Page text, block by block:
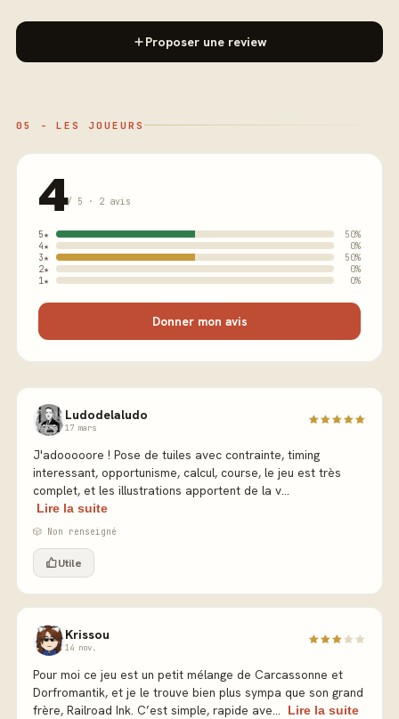
Proposer une review
05 - LES JOUEURS
4/ 5 · 2 avis
5★
50%
4★
0%
3★
50%
2★
0%
1★
0%
Donner mon avis
Ludodelaludo
17 mars
J'adooooore ! Pose de tuiles avec contrainte, timing
interessant, opportunisme, calcul, course, le jeu est très
complet, et les illustrations apportent de la v...
Lire la suite
🎲 Non renseigné
Utile
Krissou
14 nov.
Pour moi ce jeu est un petit mélange de Carcassonne et
Dorfromantik, et je le trouve bien plus sympa que son grand
frère, Railroad Ink. C’est simple, rapide ave...
Lire la suite